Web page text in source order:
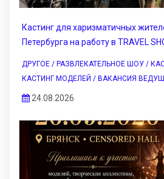
Кастинг для харизматичных
Петербурга на работу в TRAVEL
ДРУГОЕ / РАЗВЛЕКАТЕЛЬНОЕ ШОУ /
КАСТИНГ МОДЕЛЕЙ / ВАКАНСИЯ
24.08.2026